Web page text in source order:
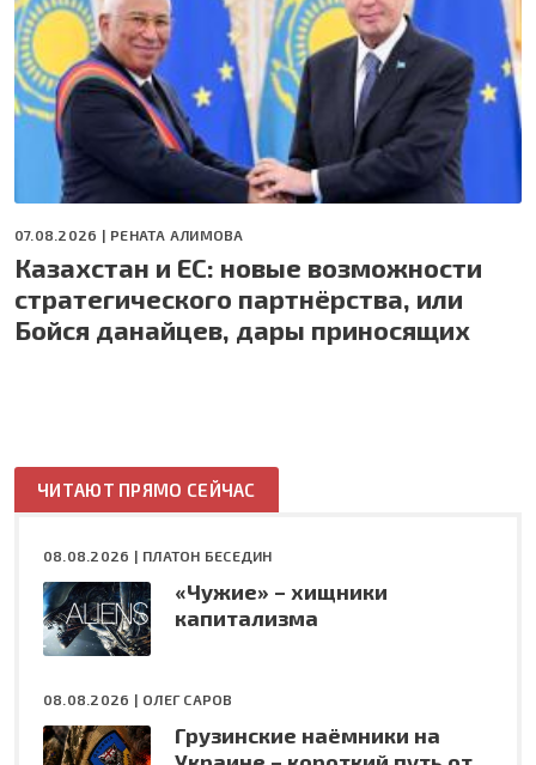
07.08.2026 | РЕНАТА АЛИМОВА
Казахстан и ЕС: новые возможности
стратегического партнёрства, или
Бойся данайцев, дары приносящих
ЧИТАЮТ ПРЯМО СЕЙЧАС
08.08.2026 | ПЛАТОН БЕСЕДИН
«Чужие» – хищники
капитализма
08.08.2026 | ОЛЕГ САРОВ
Грузинские наёмники на